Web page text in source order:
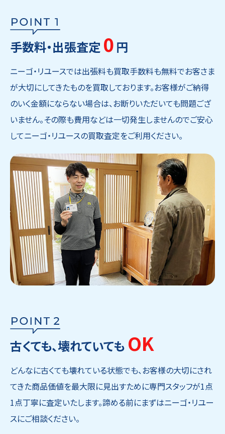
手数料・出張査定 0 円
ニーゴ・リユースでは出張料も買取手数料も無料でお客さま
が大切にしてきたものを買取しております。お客様がご納得
のいく金額にならない場合は、お断りいただいても問題ござ
いません。その際も費用などは一切発生しませんのでご安心
してニーゴ・リユースの買取査定をご利用ください。
古くても、壊れていても OK
どんなに古くても壊れている状態でも、お客様の大切にされ
てきた商品価値を最大限に見出すために専門スタッフが1点
1点丁寧に査定いたします。諦める前にまずはニーゴ・リユー
スにご相談ください。